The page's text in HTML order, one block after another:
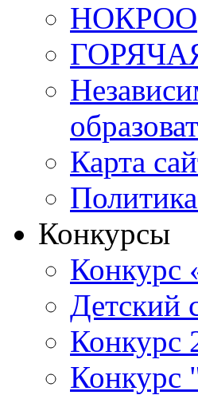
НОКРОО
Карта
Конкурсы
Конкурс
Детский
Конкурс
Конкурс